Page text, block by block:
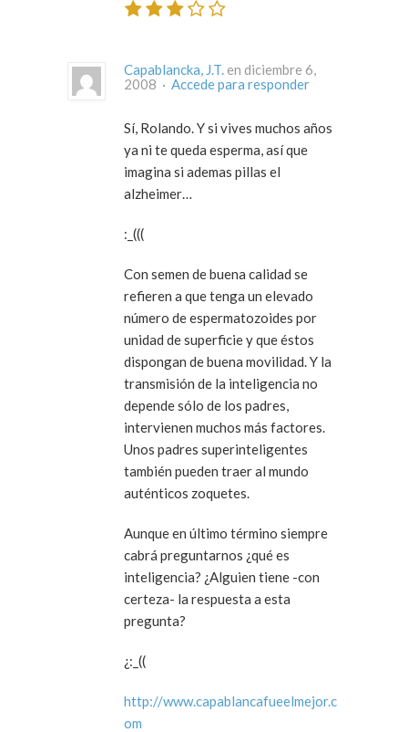
Capablancka, J.T. en diciembre 6,
2008 · Accede para responder
Sí, Rolando. Y si vives muchos años
ya ni te queda esperma, así que
imagina si ademas pillas el
alzheimer…
:_(((
Con semen de buena calidad se
refieren a que tenga un elevado
número de espermatozoides por
unidad de superficie y que éstos
dispongan de buena movilidad. Y la
transmisión de la inteligencia no
depende sólo de los padres,
intervienen muchos más factores.
Unos padres superinteligentes
también pueden traer al mundo
auténticos zoquetes.
Aunque en último término siempre
cabrá preguntarnos ¿qué es
inteligencia? ¿Alguien tiene -con
certeza- la respuesta a esta
pregunta?
¿:_((
http://www.capablancafueelmejor.c
om